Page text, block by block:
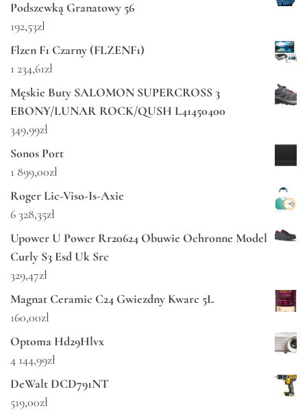
Podszewką Granatowy 56
192,53zł
Flzen F1 Czarny (FLZENF1)
1 234,61zł
Męskie Buty SALOMON SUPERCROSS 3
EBONY/LUNAR ROCK/QUSH L41450400
349,99zł
Sonos Port
1 899,00zł
Roger Lic-Viso-Is-Axie
6 328,35zł
Upower U Power Rr20624 Obuwie Ochronne Model
Curly S3 Esd Uk Src
329,47zł
Magnat Ceramic C24 Gwiezdny Kwarc 5L
160,00zł
Optoma Hd29Hlvx
4 144,99zł
DeWalt DCD791NT
519,00zł